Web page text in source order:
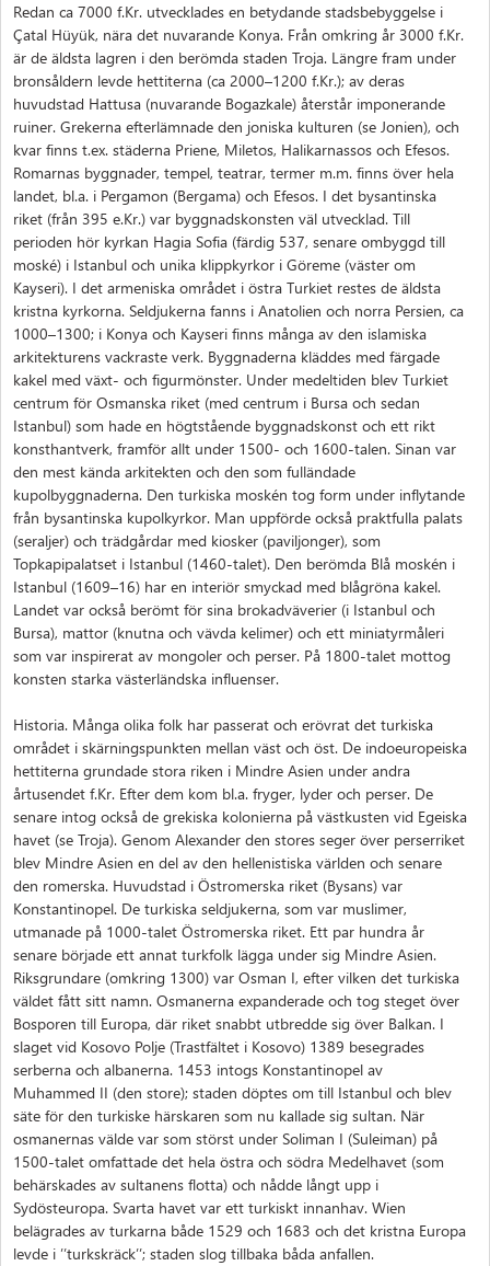
Redan ca 7000 f.Kr. utvecklades en betydande stadsbebyggelse i
Çatal Hüyük, nära det nuvarande Konya. Från omkring år 3000 f.Kr.
är de äldsta lagren i den berömda staden Troja. Längre fram under
bronsåldern levde hettiterna (ca 2000–1200 f.Kr.); av deras
huvudstad Hattusa (nuvarande Bogazkale) återstår imponerande
ruiner. Grekerna efterlämnade den joniska kulturen (se Jonien), och
kvar finns t.ex. städerna Priene, Miletos, Halikarnassos och Efesos.
Romarnas byggnader, tempel, teatrar, termer m.m. finns över hela
landet, bl.a. i Pergamon (Bergama) och Efesos. I det bysantinska
riket (från 395 e.Kr.) var byggnadskonsten väl utvecklad. Till
perioden hör kyrkan Hagia Sofia (färdig 537, senare ombyggd till
moské) i Istanbul och unika klippkyrkor i Göreme (väster om
Kayseri). I det armeniska området i östra Turkiet restes de äldsta
kristna kyrkorna. Seldjukerna fanns i Anatolien och norra Persien, ca
1000–1300; i Konya och Kayseri finns många av den islamiska
arkitekturens vackraste verk. Byggnaderna kläddes med färgade
kakel med växt- och figurmönster. Under medeltiden blev Turkiet
centrum för Osmanska riket (med centrum i Bursa och sedan
Istanbul) som hade en högtstående byggnadskonst och ett rikt
konsthantverk, framför allt under 1500- och 1600-talen. Sinan var
den mest kända arkitekten och den som fulländade
kupolbyggnaderna. Den turkiska moskén tog form under inflytande
från bysantinska kupolkyrkor. Man uppförde också praktfulla palats
(seraljer) och trädgårdar med kiosker (paviljonger), som
Topkapipalatset i Istanbul (1460-talet). Den berömda Blå moskén i
Istanbul (1609–16) har en interiör smyckad med blågröna kakel.
Landet var också berömt för sina brokadväverier (i Istanbul och
Bursa), mattor (knutna och vävda kelimer) och ett miniatyrmåleri
som var inspirerat av mongoler och perser. På 1800-talet mottog
konsten starka västerländska influenser.
Historia. Många olika folk har passerat och erövrat det turkiska
området i skärningspunkten mellan väst och öst. De indoeuropeiska
hettiterna grundade stora riken i Mindre Asien under andra
årtusendet f.Kr. Efter dem kom bl.a. fryger, lyder och perser. De
senare intog också de grekiska kolonierna på västkusten vid Egeiska
havet (se Troja). Genom Alexander den stores seger över perserriket
blev Mindre Asien en del av den hellenistiska världen och senare
den romerska. Huvudstad i Östromerska riket (Bysans) var
Konstantinopel. De turkiska seldjukerna, som var muslimer,
utmanade på 1000-talet Östromerska riket. Ett par hundra år
senare började ett annat turkfolk lägga under sig Mindre Asien.
Riksgrundare (omkring 1300) var Osman I, efter vilken det turkiska
väldet fått sitt namn. Osmanerna expanderade och tog steget över
Bosporen till Europa, där riket snabbt utbredde sig över Balkan. I
slaget vid Kosovo Polje (Trastfältet i Kosovo) 1389 besegrades
serberna och albanerna. 1453 intogs Konstantinopel av
Muhammed II (den store); staden döptes om till Istanbul och blev
säte för den turkiske härskaren som nu kallade sig sultan. När
osmanernas välde var som störst under Soliman I (Suleiman) på
1500-talet omfattade det hela östra och södra Medelhavet (som
behärskades av sultanens flotta) och nådde långt upp i
Sydösteuropa. Svarta havet var ett turkiskt innanhav. Wien
belägrades av turkarna både 1529 och 1683 och det kristna Europa
levde i ’’turkskräck’’; staden slog tillbaka båda anfallen.